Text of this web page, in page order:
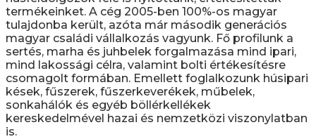
termékeinket. A cég 2005-ben 100%-os magyar
tulajdonba került, azóta már második generációs
magyar családi vállalkozás vagyunk. Fő profilunk a
sertés, marha és juhbelek forgalmazása mind ipari,
mind lakossági célra, valamint bolti értékesítésre
csomagolt formában. Emellett foglalkozunk húsipari
kések, fűszerek, fűszerkeverékek, műbelek,
sonkahálók és egyéb böllérkellékek
kereskedelmével hazai és nemzetközi viszonylatban
is.